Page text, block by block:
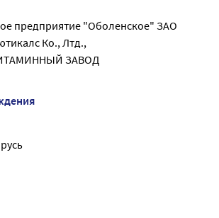
предприятие "Оболенское" ЗАО
Ко., Лтд.,
ЗАВОД